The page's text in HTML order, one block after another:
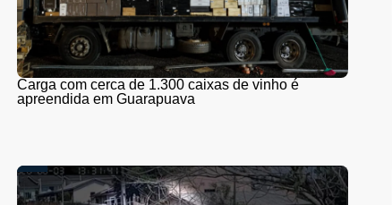
Carga com cerca de 1.300 caixas de vinho é
apreendida em Guarapuava